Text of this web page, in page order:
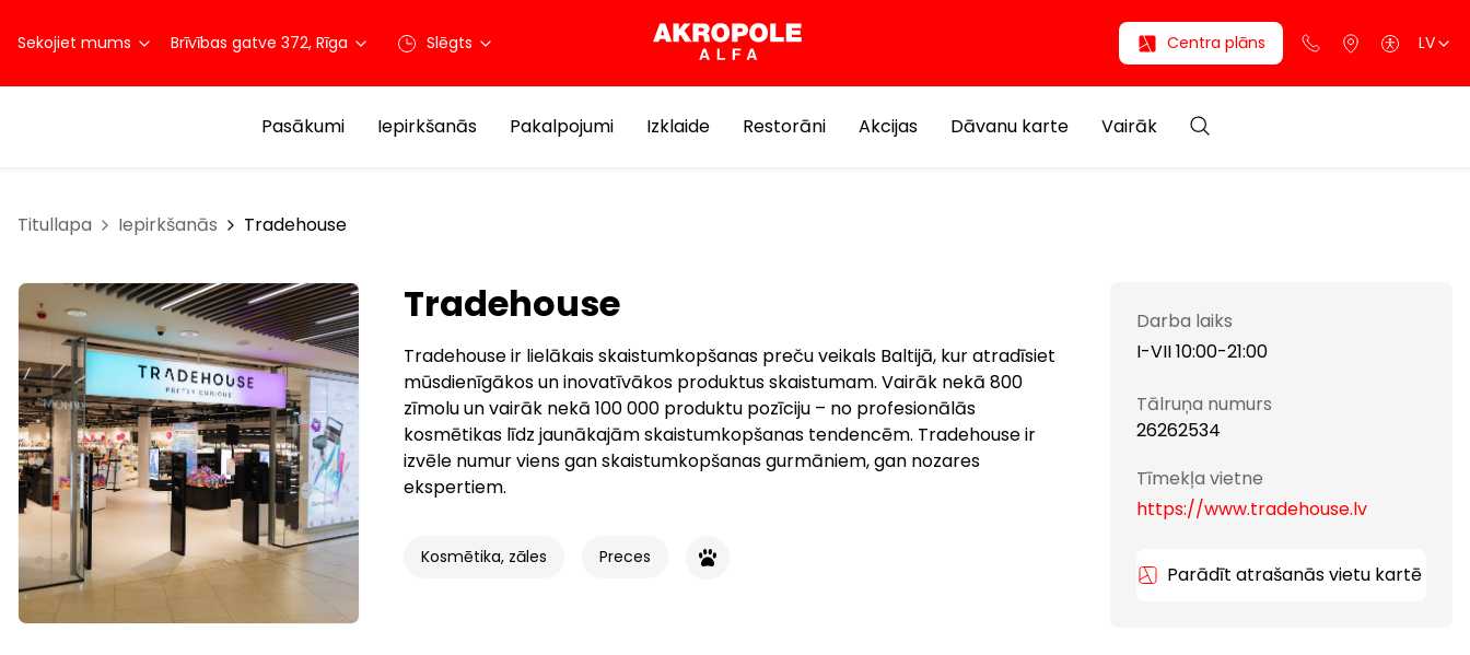
Sekojiet mums Brīvības gatve 372, Rīga Slēgts Centra plāns LV
Pasākumi Iepirkšanās Pakalpojumi Izklaide Restorāni Akcijas Dāvanu karte Vairāk
Titullapa Iepirkšanās Tradehouse
Tradehouse
Tradehouse ir lielākais skaistumkopšanas preču veikals Baltijā, kur atradīsiet
mūsdienīgākos un inovatīvākos produktus skaistumam. Vairāk nekā 800
zīmolu un vairāk nekā 100 000 produktu pozīciju – no profesionālās
kosmētikas līdz jaunākajām skaistumkopšanas tendencēm. Tradehouse ir
izvēle numur viens gan skaistumkopšanas gurmāniem, gan nozares
ekspertiem.
Kosmētika, zāles Preces
Darba laiks
I-VII 10:00-21:00
Tālruņa numurs
26262534
Tīmekļa vietne
https://www.tradehouse.lv
Parādīt atrašanās vietu kartē